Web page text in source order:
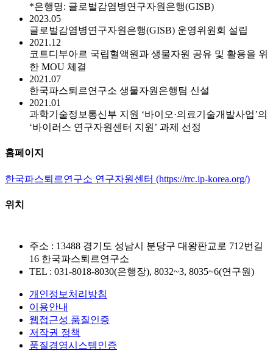
*은행명: 글로벌감염병연구자원은행(GISB)
2023.05
글로벌감염병연구자원은행(GISB) 운영위원회 설립
2021.12
코트디부아르 국립혈액원과 생물자원 공유 및 활용을 위
한 MOU 체결
2021.07
한국파스퇴르연구소 생물자원은행팀 신설
2021.01
과학기술정보통신부 지원 ‘바이오·의료기술개발사업’의
‘바이러스 연구자원센터 지원’ 과제 선정
홈페이지
한국파스퇴르연구소 연구자원센터 (https://rrc.ip-korea.org/)
위치
주소 : 13488 경기도 성남시 분당구 대왕판교로 712번길
16 한국파스퇴르연구소
TEL : 031-8018-8030(은행장), 8032~3, 8035~6(연구원)
개인정보처리방침
이용안내
웹접근성 품질인증
저작권 정책
품질경영시스템인증